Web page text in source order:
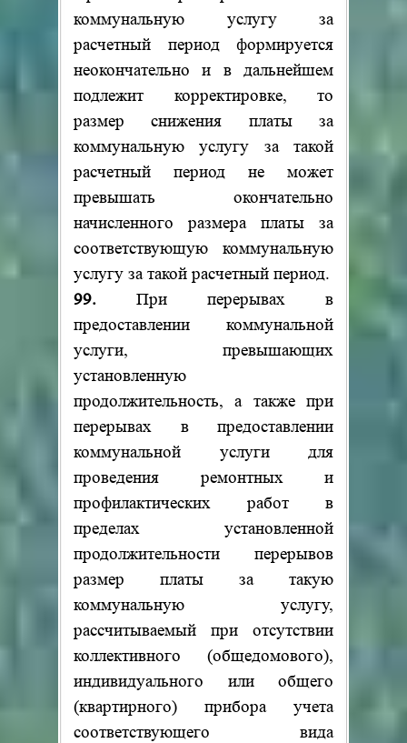
коммунальную услугу за
расчетный период формируется
неокончательно и в дальнейшем
подлежит корректировке, то
размер снижения платы за
коммунальную услугу за такой
расчетный период не может
превышать окончательно
начисленного размера платы за
соответствующую коммунальную
услугу за такой расчетный период.
99. При перерывах в
предоставлении коммунальной
услуги, превышающих
установленную
продолжительность, а также при
перерывах в предоставлении
коммунальной услуги для
проведения ремонтных и
профилактических работ в
пределах установленной
продолжительности перерывов
размер платы за такую
коммунальную услугу,
рассчитываемый при отсутствии
коллективного (общедомового),
индивидуального или общего
(квартирного) прибора учета
соответствующего вида